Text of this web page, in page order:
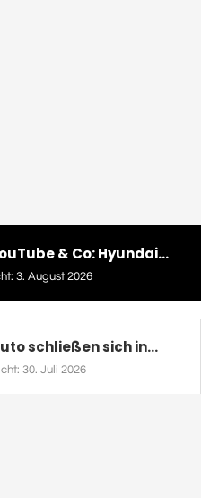
& Co: Hyundai...
3. August 2026
schließen sich in...
30. Juli 2026